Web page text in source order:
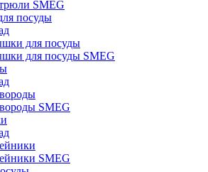
SMEG
посуды
для посуды
для посуды SMEG
SMEG
SMEG